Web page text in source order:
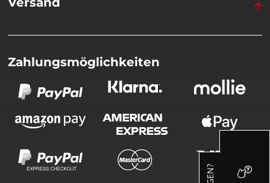
Zahlungsmöglichkeiten